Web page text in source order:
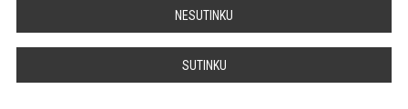
NESUTINKU
SUTINKU